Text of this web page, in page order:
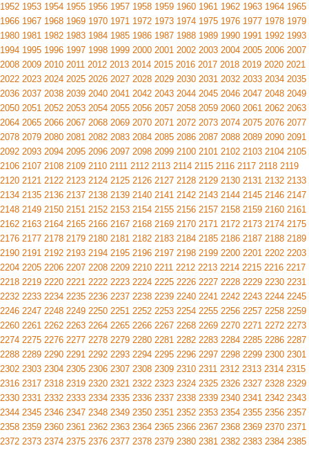
1952 1953 1954 1955 1956 1957 1958 1959 1960 1961 1962 1963 1964 1965
1966 1967 1968 1969 1970 1971 1972 1973 1974 1975 1976 1977 1978 1979
1980 1981 1982 1983 1984 1985 1986 1987 1988 1989 1990 1991 1992 1993
1994 1995 1996 1997 1998 1999 2000 2001 2002 2003 2004 2005 2006 2007
2008 2009 2010 2011 2012 2013 2014 2015 2016 2017 2018 2019 2020 2021
2022 2023 2024 2025 2026 2027 2028 2029 2030 2031 2032 2033 2034 2035
2036 2037 2038 2039 2040 2041 2042 2043 2044 2045 2046 2047 2048 2049
2050 2051 2052 2053 2054 2055 2056 2057 2058 2059 2060 2061 2062 2063
2064 2065 2066 2067 2068 2069 2070 2071 2072 2073 2074 2075 2076 2077
2078 2079 2080 2081 2082 2083 2084 2085 2086 2087 2088 2089 2090 2091
2092 2093 2094 2095 2096 2097 2098 2099 2100 2101 2102 2103 2104 2105
2106 2107 2108 2109 2110 2111 2112 2113 2114 2115 2116 2117 2118 2119
2120 2121 2122 2123 2124 2125 2126 2127 2128 2129 2130 2131 2132 2133
2134 2135 2136 2137 2138 2139 2140 2141 2142 2143 2144 2145 2146 2147
2148 2149 2150 2151 2152 2153 2154 2155 2156 2157 2158 2159 2160 2161
2162 2163 2164 2165 2166 2167 2168 2169 2170 2171 2172 2173 2174 2175
2176 2177 2178 2179 2180 2181 2182 2183 2184 2185 2186 2187 2188 2189
2190 2191 2192 2193 2194 2195 2196 2197 2198 2199 2200 2201 2202 2203
2204 2205 2206 2207 2208 2209 2210 2211 2212 2213 2214 2215 2216 2217
2218 2219 2220 2221 2222 2223 2224 2225 2226 2227 2228 2229 2230 2231
2232 2233 2234 2235 2236 2237 2238 2239 2240 2241 2242 2243 2244 2245
2246 2247 2248 2249 2250 2251 2252 2253 2254 2255 2256 2257 2258 2259
2260 2261 2262 2263 2264 2265 2266 2267 2268 2269 2270 2271 2272 2273
2274 2275 2276 2277 2278 2279 2280 2281 2282 2283 2284 2285 2286 2287
2288 2289 2290 2291 2292 2293 2294 2295 2296 2297 2298 2299 2300 2301
2302 2303 2304 2305 2306 2307 2308 2309 2310 2311 2312 2313 2314 2315
2316 2317 2318 2319 2320 2321 2322 2323 2324 2325 2326 2327 2328 2329
2330 2331 2332 2333 2334 2335 2336 2337 2338 2339 2340 2341 2342 2343
2344 2345 2346 2347 2348 2349 2350 2351 2352 2353 2354 2355 2356 2357
2358 2359 2360 2361 2362 2363 2364 2365 2366 2367 2368 2369 2370 2371
2372 2373 2374 2375 2376 2377 2378 2379 2380 2381 2382 2383 2384 2385